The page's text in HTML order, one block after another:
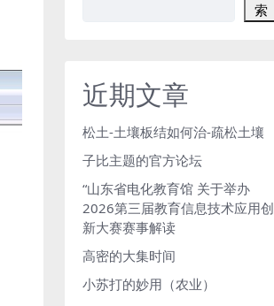
索
近期文章
松土-土壤板结如何治-疏松土壤
子比主题的官方论坛
“山东省电化教育馆 关于举办
2026第三届教育信息技术应用创
新大赛赛事解读
高密的大集时间
小苏打的妙用（农业）